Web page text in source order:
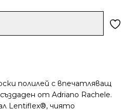
полилей с впечатляващ
от Adriano Rachele.
Lentiflex®, чиято